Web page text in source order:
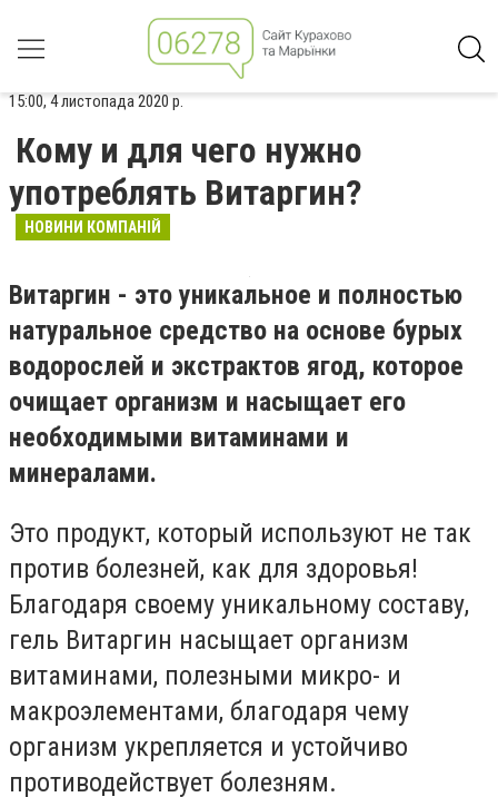
15:00, 4 листопада 2020 р.
Кому и для чего нужно
употреблять Витаргин?
НОВИНИ КОМПАНІЙ
Витаргин - это уникальное и полностью
натуральное средство на основе бурых
водорослей и экстрактов ягод, которое
очищает организм и насыщает его
необходимыми витаминами и
минералами.
Это продукт, который используют не так
против болезней, как для здоровья!
Благодаря своему уникальному составу,
гель Витаргин насыщает организм
витаминами, полезными микро- и
макроэлементами, благодаря чему
организм укрепляется и устойчиво
противодействует болезням.